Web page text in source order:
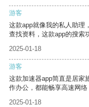
游客
这款app就像我的私人助理
查找资料，这款app的搜索
2025-01-18
游客
这款加速器app简直是居家
作办公，都能畅享高速网络
2025-01-18